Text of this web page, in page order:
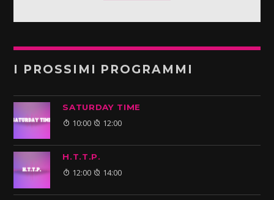
I PROSSIMI PROGRAMMI
SATURDAY TIME
10:00 12:00
H.T.T.P.
12:00 14:00